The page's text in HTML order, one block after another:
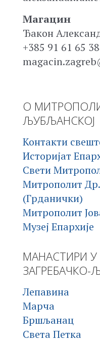
Магацин
Ђакон
+385 91 61 65
О
ЉУБЉАНСКОЈ
Контакти
Историјат
Свети
Митрополит
(Грданички)
Митрополит
Музеј Епархије
МАНАСТИРИ
ЗАГРЕБАЧКО-
Лепавина
Марча
Бршљанац
Света Петка